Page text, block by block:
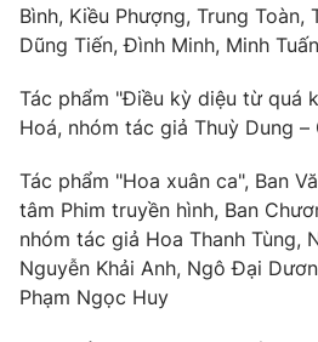
Bình, Kiều Phượng, Trung Toàn,
Dũng Tiến, Đình Minh, Minh Tuấn
Tác phẩm "Điều kỳ diệu từ quá
Hoá, nhóm tác giả Thuỳ Dung –
Tác phẩm "Hoa xuân ca", Ban
tâm Phim truyền hình, Ban
nhóm tác giả Hoa Thanh Tùng,
Nguyễn Khải Anh, Ngô Đại
Phạm Ngọc Huy